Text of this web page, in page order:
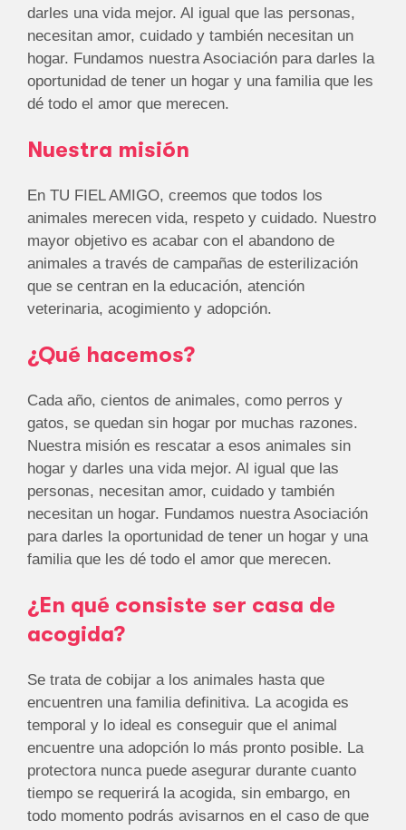
darles una vida mejor. Al igual que las personas,
necesitan amor, cuidado y también necesitan un
hogar. Fundamos nuestra Asociación para darles la
oportunidad de tener un hogar y una familia que les
dé todo el amor que merecen.
Nuestra misión
En TU FIEL AMIGO, creemos que todos los
animales merecen vida, respeto y cuidado. Nuestro
mayor objetivo es acabar con el abandono de
animales a través de campañas de esterilización
que se centran en la educación, atención
veterinaria, acogimiento y adopción.
¿Qué hacemos?
Cada año, cientos de animales, como perros y
gatos, se quedan sin hogar por muchas razones.
Nuestra misión es rescatar a esos animales sin
hogar y darles una vida mejor. Al igual que las
personas, necesitan amor, cuidado y también
necesitan un hogar. Fundamos nuestra Asociación
para darles la oportunidad de tener un hogar y una
familia que les dé todo el amor que merecen.
¿En qué consiste ser casa de
acogida?
Se trata de cobijar a los animales hasta que
encuentren una familia definitiva. La acogida es
temporal y lo ideal es conseguir que el animal
encuentre una adopción lo más pronto posible. La
protectora nunca puede asegurar durante cuanto
tiempo se requerirá la acogida, sin embargo, en
todo momento podrás avisarnos en el caso de que